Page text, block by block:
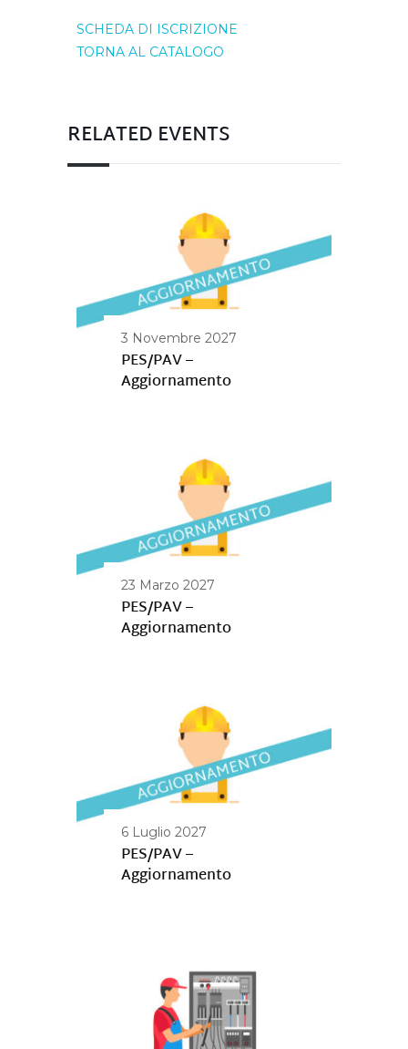
SCHEDA DI ISCRIZIONE
TORNA AL CATALOGO
RELATED EVENTS
3 Novembre 2027
PES/PAV –
Aggiornamento
23 Marzo 2027
PES/PAV –
Aggiornamento
6 Luglio 2027
PES/PAV –
Aggiornamento